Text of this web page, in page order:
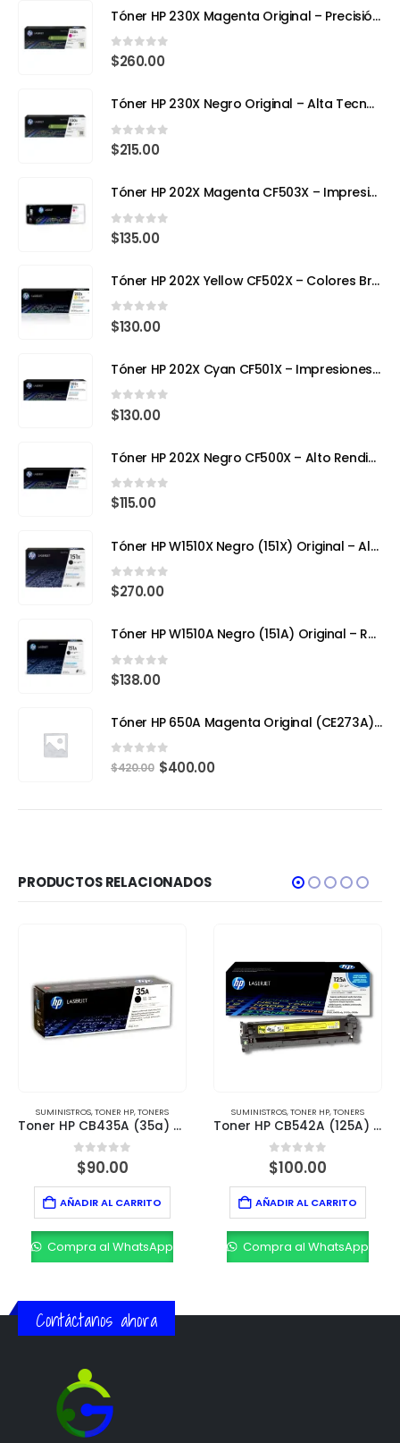
Tóner HP 230X Magenta Original – Precisión, Color y Tecnología Avanzada
0out of 5
$260.00
Tóner HP 230X Negro Original – Alta Tecnología, Máximo Rendimiento
0out of 5
$215.00
Tóner HP 202X Magenta CF503X – Impresión con Color y Precisión Profesional
0out of 5
$135.00
Tóner HP 202X Yellow CF502X – Colores Brillantes, Calidad Profesional
0out of 5
$130.00
Tóner HP 202X Cyan CF501X – Impresiones Vivas y de Alta Precisión
0out of 5
$130.00
Tóner HP 202X Negro CF500X – Alto Rendimiento para Impresoras Láser a Color
0out of 5
$115.00
Tóner HP W1510X Negro (151X) Original – Alto Rendimiento para HP LaserJet Pro
0out of 5
$270.00
Tóner HP W1510A Negro (151A) Original – Rendimiento Eficiente para tu HP LaserJet Pro 4103fdw
0out of 5
$138.00
Tóner HP 650A Magenta Original (CE273A) – Calidad Profesional y Rendimiento Superior
0 out of 5
$420.00 $400.00
PRODUCTOS RELACIONADOS
SUMINISTROS,TONER HP,TONERS
Toner HP CB435A (35a) para LaserJet P1005 y P1006
0out of 5
$90.00
AÑADIR AL CARRITO
Compra al WhatsApp
SUMINISTROS,TONER HP,TONERS
Toner HP CB542A (125A) Yellow
0out of 5
$100.00
AÑADIR AL CARRITO
Compra al WhatsApp
Contáctanos ahora